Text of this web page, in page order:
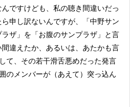
んですけども、私の聴き間違いだっ
ら申し訳ないんですが、「中野サン
ラザ」を「お腹のサンプラザ」と言
間違えたか、あるいは、あたかも言
て、その若干滑舌悪めだった発言
のメンバーが（あえて）突っ込ん